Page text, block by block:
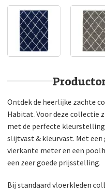
Ontdek de heerlijke zachte
Habitat. Voor deze collectie
met de perfecte
slijtvast & kleurvast. Met een
vierkante meter en een
een zeer goede prijsstelling.
Bij standaard vloerkleden